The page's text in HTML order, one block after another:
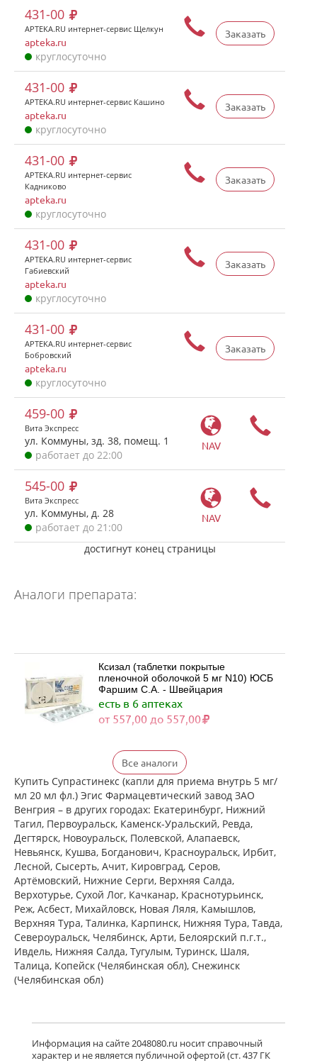
Заказать
431-00
APTEKA.RU интернет-сервис Щелкун
apteka.ru
круглосуточно
Заказать
431-00
APTEKA.RU интернет-сервис Кашино
apteka.ru
круглосуточно
Заказать
431-00
APTEKA.RU интернет-сервис
Кадниково
apteka.ru
круглосуточно
Заказать
431-00
APTEKA.RU интернет-сервис
Габиевский
apteka.ru
круглосуточно
Заказать
431-00
APTEKA.RU интернет-сервис
Бобровский
apteka.ru
круглосуточно
NAV
459-00
Вита Экспресс
ул. Коммуны, зд. 38, помещ. 1
работает до 22:00
NAV
545-00
Вита Экспресс
ул. Коммуны, д. 28
работает до 21:00
достигнут конец страницы
Аналоги препарата:
Ксизал (таблетки покрытые
пленочной оболочкой 5 мг N10) ЮСБ
Фаршим С.А. - Швейцария
есть в 6 аптеках
от 557,00 до 557,00
Ксизал (таблетки покрытые
пленочной оболочкой 5 мг N14) ЮСБ
Фаршим С.А. - Швейцария
есть в 7 аптеках
от 727,00 до 852,00
Ксизал (таблетки покрытые
пленочной оболочкой 5 мг N7) ЮСБ
Фаршим С.А. - Швейцария
есть в 7 аптеках
от 442,00 до 499,08
Ксизал (капли для приема внутрь 5
мг/мл 10 мл, флакон-капельница)
ЮСБ Фаршим С.А., Эйсика
Фармасьютикалз С.р.Л. - Италия
есть в 6 аптеках
Гленцет (таблетки покрытые
пленочной оболочкой 5 мг N10)
Гленмарк Дженерикс Лимитед -
Все аналоги
Купить Супрастинекс (капли для приема внутрь 5 мг/
мл 20 мл фл.) Эгис Фармацевтический завод ЗАО
Венгрия – в других городах: Екатеринбург, Нижний
Тагил, Первоуральск, Каменск-Уральский, Ревда,
Дегтярск, Новоуральск, Полевской, Алапаевск,
Невьянск, Кушва, Богданович, Красноуральск, Ирбит,
Лесной, Сысерть, Ачит, Кировград, Серов,
Артёмовский, Нижние Cерги, Верхняя Салда,
Верхотурье, Сухой Лог, Качканар, Краснотурьинск,
Реж, Асбест, Михайловск, Новая Ляля, Камышлов,
Верхняя Тура, Талинка, Карпинск, Нижняя Тура, Тавда,
Североуральск, Челябинск, Арти, Белоярский п.г.т.,
Ивдель, Нижняя Салда, Тугулым, Туринск, Шаля,
Талица, Копейск (Челябинская обл), Снежинск
(Челябинская обл)
Информация на сайте 2048080.ru носит справочный
характер и не является публичной офертой (ст. 437 ГК